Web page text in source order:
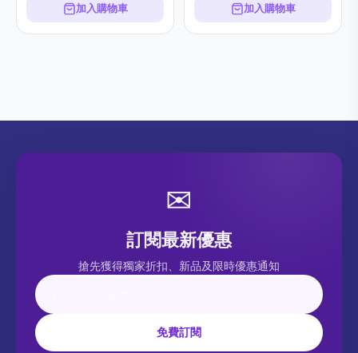
加入購物車 加入購物車
✉
訂閱最新優惠
搶先獲得獨家折扣、新品及限時優惠通知
免費訂閱